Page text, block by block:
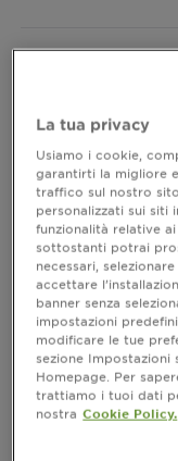
La tua privacy
Usiamo i cookie,
garantirti la migliore
traffico sul nostro
personalizzati sui
funzionalità relative
sottostanti potrai
necessari,
accettare
banner senza
impostazioni
modificare le tue
sezione
Homepage. Per
trattiamo i tuoi dati
nostra Cookie Policy.